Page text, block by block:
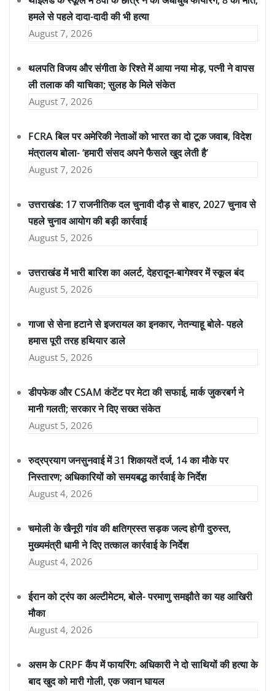
हमले से पहले दादा-दादी की भी हत्या
August 7, 2026
थलपति विजय और संगीता के रिश्ते में आया नया मोड़, पत्नी ने वापस
ली तलाक की याचिका; सुलह के मिले संकेत
August 7, 2026
FCRA बिल पर अमेरिकी नेताओं को भारत का दो टूक जवाब, विदेश
मंत्रालय बोला- ‘हमारी संसद अपने फैसले खुद लेती है’
August 7, 2026
उत्तराखंड: 17 राजनीतिक दल चुनावी दौड़ से बाहर, 2027 चुनाव से
पहले चुनाव आयोग की बड़ी कार्रवाई
August 5, 2026
उत्तराखंड में भारी बारिश का अलर्ट, देहरादून-बागेश्वर में स्कूल बंद
August 5, 2026
गाजा से सेना हटाने से इजरायल का इनकार, नेतन्याहू बोले- पहले
हमास पूरी तरह हथियार डाले
August 5, 2026
डीपफेक और CSAM कंटेंट पर मेटा की सफाई, मार्क जुकरबर्ग ने
मानी गलती; सरकार ने दिए सख्त संकेत
August 5, 2026
रुद्रप्रयाग जनसुनवाई में 31 शिकायतें दर्ज, 14 का मौके पर
निस्तारण; अधिकारियों को समयबद्ध कार्रवाई के निर्देश
August 4, 2026
चमोली के खैनूरी गांव की क्षतिग्रस्त सड़क जल्द होगी दुरुस्त,
मुख्यमंत्री धामी ने दिए तत्काल कार्रवाई के निर्देश
August 4, 2026
ईरान को ट्रंप का अल्टीमेटम, बोले- परमाणु समझौते का यह आखिरी
मौका
August 4, 2026
असम के CRPF कैंप में फायरिंग: अधिकारी ने दो साथियों की हत्या के
बाद खुद को मारी गोली, एक जवान घायल